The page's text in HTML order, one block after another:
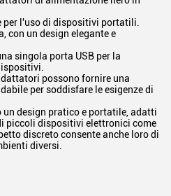
per l'uso di dispositivi portatili.
con un design elegante e
singola porta USB per la
possono fornire una
per soddisfare le esigenze di
design pratico e portatile, adatti
piccoli dispositivi elettronici come
discreto consente anche loro di
diversi.